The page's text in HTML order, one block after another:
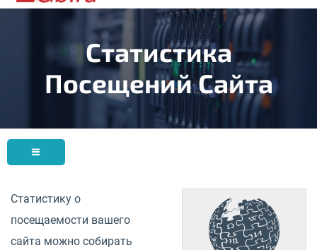
Статистика
Посещений Сайта
Статистику о
посещаемости вашего
сайта можно собирать